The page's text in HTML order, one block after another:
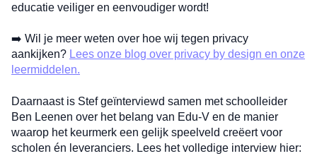
educatie veiliger en eenvoudiger wordt!
➡️ Wil je meer weten over hoe wij tegen privacy
aankijken? Lees onze blog over privacy by design en onze
leermiddelen.
Daarnaast is Stef geïnterviewd samen met schoolleider
Ben Leenen over het belang van Edu-V en de manier
waarop het keurmerk een gelijk speelveld creëert voor
scholen én leveranciers. Lees het volledige interview hier: